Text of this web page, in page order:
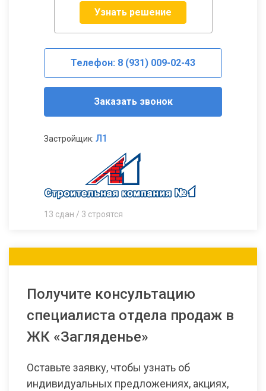
Узнать решение
Телефон: 8 (931) 009-02-43
Заказать звонок
Застройщик: Л1
13 сдан / 3 строятся
Получите консультацию
специалиста отдела продаж в
ЖК «Загляденье»
Оставьте заявку, чтобы узнать об
индивидуальных предложениях, акциях,